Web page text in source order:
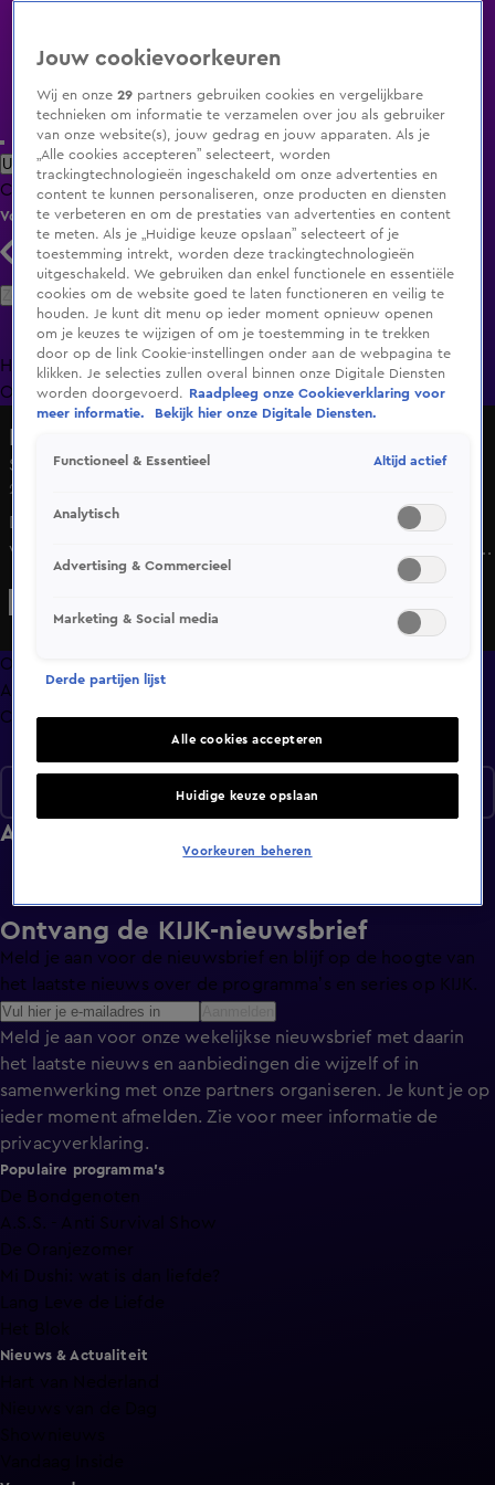
Uitzending Gemist Populaire programma's Zenders Genres
ClipsFilmsRadioSmart TV inlogShop
Volg KIJK
Zoeken
HomeUitzending Gemist Programma's De Bondgenoten
OranjezomerLivestreamsShop
Seizoen 1, aflevering 6
27 dec 2024, 20:28
De 71-jarige Henriette springt uit een vliegtuig, we
verrassen Dianne die haar nier doneerde met een vakantie
en Ron ontmoet zijn grote held Bouke.
Overzicht
Afleveringen
Clips
Afleveringen
Ontvang de KIJK-nieuwsbrief
Meld je aan voor de nieuwsbrief en blijf op de hoogte van
het laatste nieuws over de programma’s en series op KIJK.
Meld je aan voor onze wekelijkse nieuwsbrief met daarin
het laatste nieuws en aanbiedingen die wijzelf of in
samenwerking met onze partners organiseren. Je kunt je op
ieder moment afmelden. Zie voor meer informatie de
privacyverklaring.
Populaire programma's
De Bondgenoten
A.S.S. - Anti Survival Show
De Oranjezomer
Mi Dushi: wat is dan liefde?
Lang Leve de Liefde
Nieuws & Actualiteit
Jouw cookievoorkeuren
Wij en onze29 partners gebruiken cookies en vergelijkbare
technieken om informatie te verzamelen over jou als gebruiker
van onze website(s), jouw gedrag en jouw apparaten. Als je
„Alle cookies accepteren” selecteert, worden
trackingtechnologieën ingeschakeld om onze advertenties en
content te kunnen personaliseren, onze producten en diensten
te verbeteren en om de prestaties van advertenties en content
te meten. Als je „Huidige keuze opslaan” selecteert of je
toestemming intrekt, worden deze trackingtechnologieën
uitgeschakeld. We gebruiken dan enkel functionele en essentiële
cookies om de website goed te laten functioneren en veilig te
houden. Je kunt dit menu op ieder moment opnieuw openen
om je keuzes te wijzigen of om je toestemming in te trekken
door op de link Cookie-instellingen onder aan de webpagina te
klikken. Je selecties zullen overal binnen onze Digitale Diensten
worden doorgevoerd.
Raadpleeg onze Cookieverklaring voor
meer informatie.
Bekijk hier onze Digitale Diensten.
Functioneel & Essentieel Altijd actief
Analytisch
Advertising & Commercieel
Marketing & Social media
Derde partijen lijst
Alle cookies accepteren
Huidige keuze opslaan
Voorkeuren beheren